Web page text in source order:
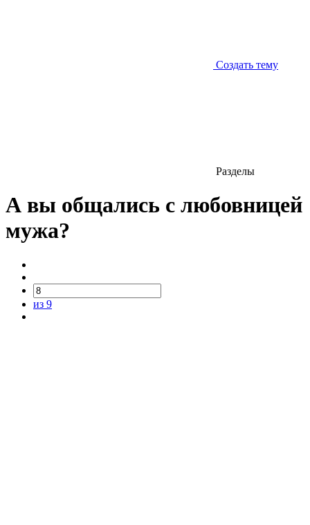
Создать тему
Разделы
А вы общались с любовницей
мужа?
из 9